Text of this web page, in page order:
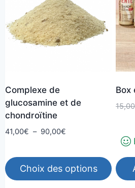
Complexe de
glucosamine et de
chondroïtine
41,00€ – 90,00€
41,00€
Choix des options
Box
15,00